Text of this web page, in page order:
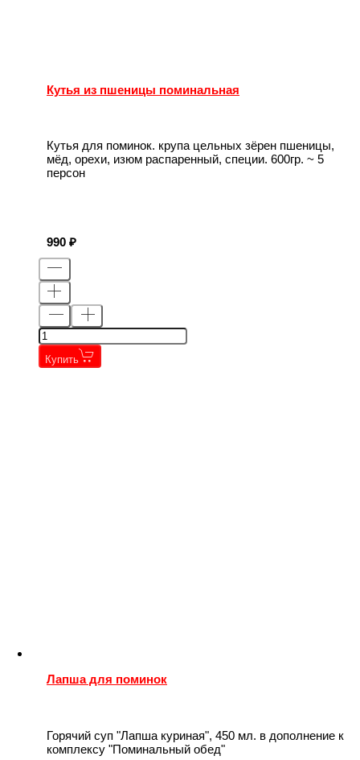
Кутья из пшеницы поминальная
Кутья для поминок. крупа цельных зёрен пшеницы,
мёд, орехи, изюм распаренный, специи. 600гр. ~ 5
персон
990
Купить
Лапша для поминок
Горячий суп "Лапша куриная", 450 мл. в дополнение к
комплексу "Поминальный обед"